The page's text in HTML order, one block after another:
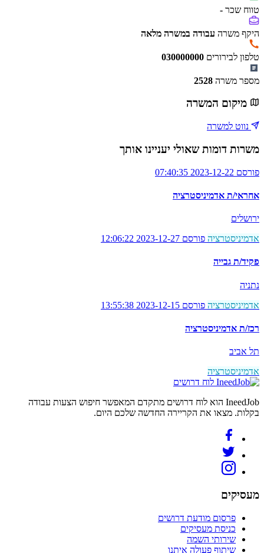
טווח שכר -
היקף משרה עבודה במשרה מלאה
טלפון לבירורים 030000000
מספר משרה 2528
מיקום המשרה
נווט למשרה
משרות דומות שאולי יעניינו אותך
פורסם 2023-12-22 07:40:35
אחראי/ת אדמיניסטרציה
ירושלים
אדמיניסטרציה פורסם 2023-12-27 12:06:22
פקיד/ת גבייה
נתניה
אדמיניסטרציה פורסם 2023-12-15 13:55:38
רכז/ת אדמיניסטרציה
תל אביב
אדמיניסטרציה
לוח דרושים
IneedJob הוא לוח דרושים מתקדם המאפשר חיפוש הצעות עבודה
בקלות. מצאו את הקריירה החדשה שלכם היום.
מעסיקים
פרסום מודעת דרושים
כניסת מעסיקים
שירותי השמה
שיתוף פעולה איתנו